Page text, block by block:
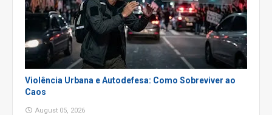
Violência Urbana e Autodefesa: Como Sobreviver ao
Caos
August 05, 2026